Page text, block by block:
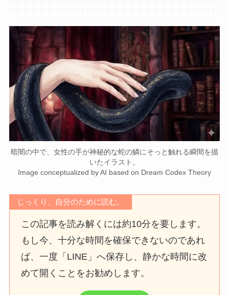
暗闇の中で、女性の手が神秘的な蛇の鱗にそっと触れる瞬間を描
いたイラスト。
Image conceptualized by AI based on Dream Codex Theory
じっくり、自分のために読む。
この記事を読み解くには約10分を要します。
もし今、十分な時間を確保できないのであれ
ば、一度「LINE」へ保存し、静かな時間に改
めて開くことをお勧めします。